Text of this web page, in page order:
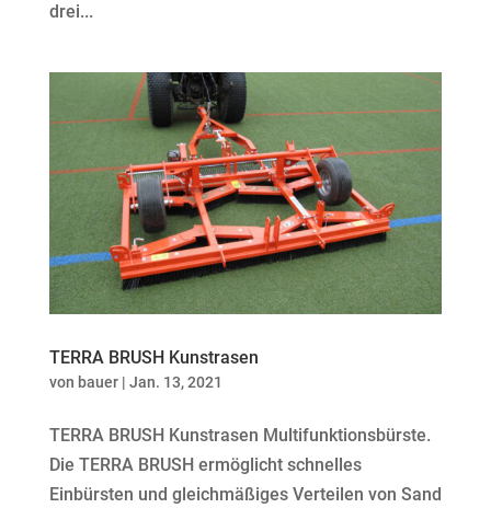
drei...
TERRA BRUSH Kunstrasen
von bauer| Jan. 13, 2021
TERRA BRUSH Kunstrasen Multifunktionsbürste.
Die TERRA BRUSH ermöglicht schnelles
Einbürsten und gleichmäßiges Verteilen von Sand